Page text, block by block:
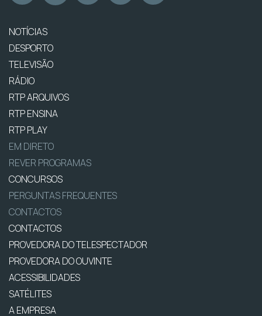
NOTÍCIAS
DESPORTO
TELEVISÃO
RÁDIO
RTP ARQUIVOS
RTP ENSINA
RTP PLAY
EM DIRETO
REVER PROGRAMAS
CONCURSOS
PERGUNTAS FREQUENTES
CONTACTOS
CONTACTOS
PROVEDORA DO TELESPECTADOR
PROVEDORA DO OUVINTE
ACESSIBILIDADES
SATÉLITES
A EMPRESA